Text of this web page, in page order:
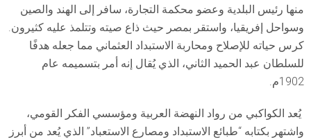
منها رئيس البلدية وعضو محكمة التجارة، سافر إلى الهند والصين
وسواحل إفريقيا، واستقر بمصر حيث ذاع صيته وتتلمذ عليه كثيرون.
كرس حياته للإصلاح ومحاربة الاستبداد العثماني مما جعله هدفًا
للسلطان عبد الحميد الثاني، الذي يُقال إنه أمر بتسميمه عام
1902م.
يُعد الكواكبي من رواد النهضة العربية ومؤسسي الفكر القومي،
واشتهر بكتابه “طبائع الاستبداد ومصارع الاستعباد” الذي يُعد من أبرز